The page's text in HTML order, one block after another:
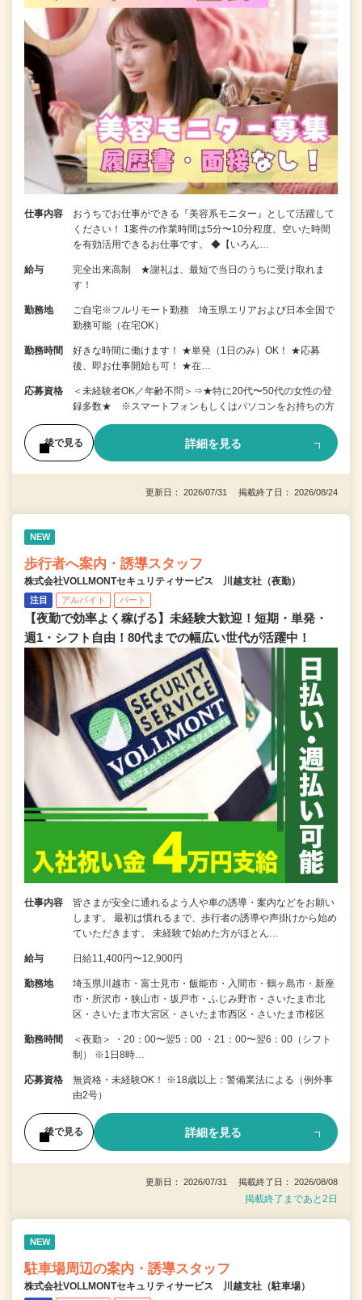
仕事内容
おうちでお仕事ができる『美容系モニター』として活躍して
ください！ 1案件の作業時間は5分〜10分程度。空いた時間
を有効活用できるお仕事です。 ◆【いろん…
給与
完全出来高制 ★謝礼は、最短で当日のうちに受け取れま
す！
勤務地
ご自宅※フルリモート勤務 埼玉県エリアおよび日本全国で
勤務可能（在宅OK）
勤務時間
好きな時間に働けます！ ★単発（1日のみ）OK！ ★応募
後、即お仕事開始も可！ ★在…
応募資格
＜未経験者OK／年齢不問＞⇒★特に20代〜50代の女性の登
録多数★ ※スマートフォンもしくはパソコンをお持ちの方
後で見る 詳細を見る
更新日： 2026/07/31 掲載終了日： 2026/08/24
NEW
歩行者へ案内・誘導スタッフ
株式会社VOLLMONTセキュリティサービス 川越支社（夜勤）
注目 アルバイト パート
【夜勤で効率よく稼げる】未経験大歓迎！短期・単発・
週1・シフト自由！80代までの幅広い世代が活躍中！
仕事内容
皆さまが安全に通れるよう人や車の誘導・案内などをお願い
します。 最初は慣れるまで、歩行者の誘導や声掛けから始め
ていただきます。 未経験で始めた方がほとん…
給与 日給11,400円〜12,900円
勤務地
埼玉県川越市・富士見市・飯能市・入間市・鶴ヶ島市・新座
市・所沢市・狭山市・坂戸市・ふじみ野市・さいたま市北
区・さいたま市大宮区・さいたま市西区・さいたま市桜区
勤務時間
＜夜勤＞ ・20：00〜翌5：00 ・21：00〜翌6：00（シフト
制） ※1日8時…
応募資格
無資格・未経験OK！ ※18歳以上：警備業法による（例外事
由2号）
後で見る 詳細を見る
更新日： 2026/07/31 掲載終了日： 2026/08/08
掲載終了まであと2日
NEW
駐車場周辺の案内・誘導スタッフ
株式会社VOLLMONTセキュリティサービス 川越支社（駐車場）